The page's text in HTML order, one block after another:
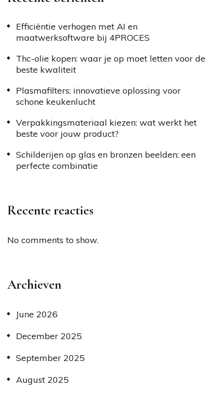
Efficiëntie verhogen met AI en
maatwerksoftware bij 4PROCES
Thc-olie kopen: waar je op moet letten voor de
beste kwaliteit
Plasmafilters: innovatieve oplossing voor
schone keukenlucht
Verpakkingsmateriaal kiezen: wat werkt het
beste voor jouw product?
Schilderijen op glas en bronzen beelden: een
perfecte combinatie
Recente reacties
No comments to show.
Archieven
June 2026
December 2025
September 2025
August 2025